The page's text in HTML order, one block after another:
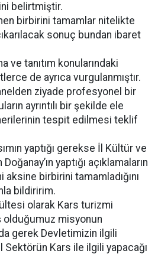
belirtmiştir.
birbirini tamamlar nitelikte
sonuç bundan ibaret
ve tanıtım konularındaki
de ayrıca vurgulanmıştır.
ziyade profesyonel bir
ayrıntılı bir şekilde ele
tespit edilmesi teklif
yaptığı gerekse İl Kültür ve
yaptığı açıklamaların
birbirini tamamladığını
bildiririm.
olarak Kars turizmi
misyonun
gerek Devletimizin ilgili
Kars ile ilgili yapacağı